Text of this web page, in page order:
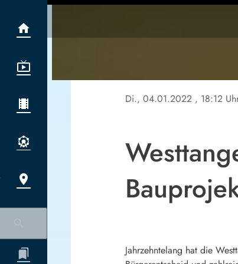
Di., 04.01.2022 , 18:12
Jahrzehntelang hat die